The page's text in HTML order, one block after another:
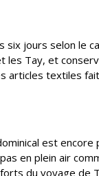
six jours selon le
les Tay, et
articles textiles
est encore
en plein air
du voyage de